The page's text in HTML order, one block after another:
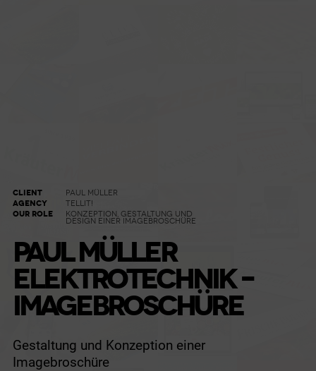
CLIENT
PAUL MÜLLER
AGENCY
TELLIT!
OUR ROLE
KONZEPTION, GESTALTUNG UND
DESIGN EINER IMAGEBROSCHÜRE
PAUL MÜLLER
ELEKTROTECHNIK –
IMAGEBROSCHÜRE
Gestaltung und Konzeption einer
Imagebroschüre